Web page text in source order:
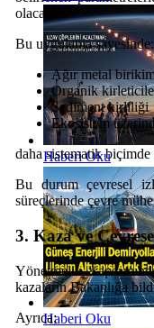
Haberi Oku
Haberi Oku
olacaktır.
Bu uygulama sayesinde:
Ağır metal
Organik
Sediment kirliliği
Ekosistem
daha sistematik
Bu durum çevresel
süreçlerinde çevre
3. Kaza ve
Yönetmelik
kazaların Bakanlığa
Ayrıca;